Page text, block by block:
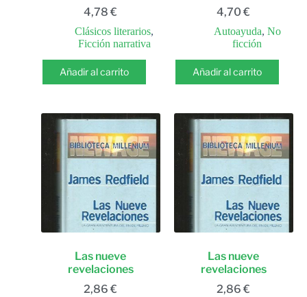
4,78€
Clásicos literarios,
Ficción narrativa
Añadir al carrito
4,70€
Autoayuda, No
ficción
Añadir al carrito
Las nueve
revelaciones
2,86€
Las nueve
revelaciones
2,86€